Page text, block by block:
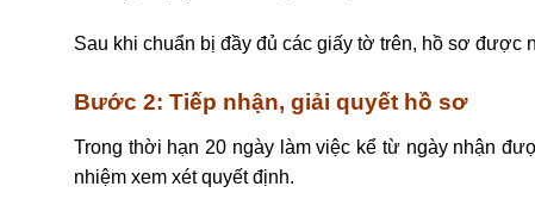
Sau khi chuẩn bị đầy đủ các giấy tờ trên, hồ sơ được
Bước 2: Tiếp nhận, giải quyết hồ sơ
Trong thời hạn 20 ngày làm việc kể từ ngày nhận
nhiệm xem xét quyết định.